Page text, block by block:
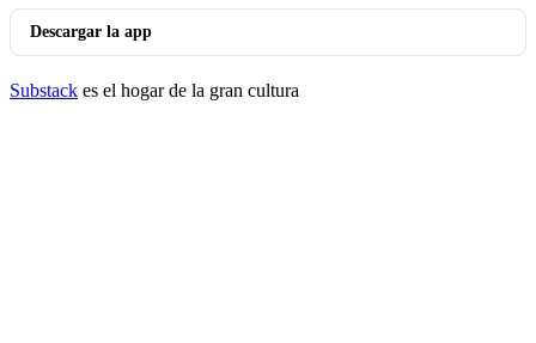
Descargar la app
Substack es el hogar de la gran cultura